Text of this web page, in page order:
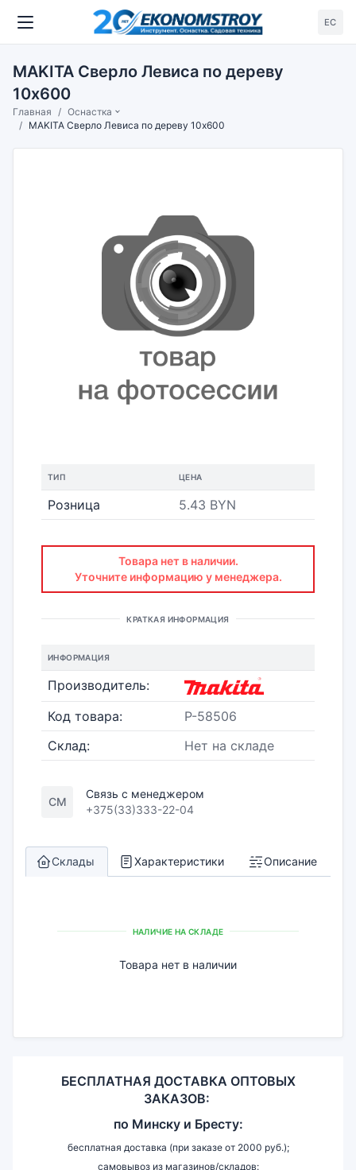
ЕС
MAKITA Сверло Левиса по дереву
10x600
Главная
Оснастка
MAKITA Сверло Левиса по дереву 10x600
ТИП ЦЕНА
Розница 5.43 BYN
Товара нет в наличии.
Уточните информацию у менеджера.
КРАТКАЯ ИНФОРМАЦИЯ
ИНФОРМАЦИЯ
Производитель:
Код товара:
P-58506
Склад:
Нет на складе
СМ
Связь с менеджером
+375(33)333-22-04
Склады Характеристики Описание
НАЛИЧИЕ НА СКЛАДЕ
Товара нет в наличии
БЕСПЛАТНАЯ ДОСТАВКА ОПТОВЫХ
ЗАКАЗОВ:
по Минску и Бресту:
бесплатная доставка (при заказе от 2000 руб.);
самовывоз из магазинов/складов: